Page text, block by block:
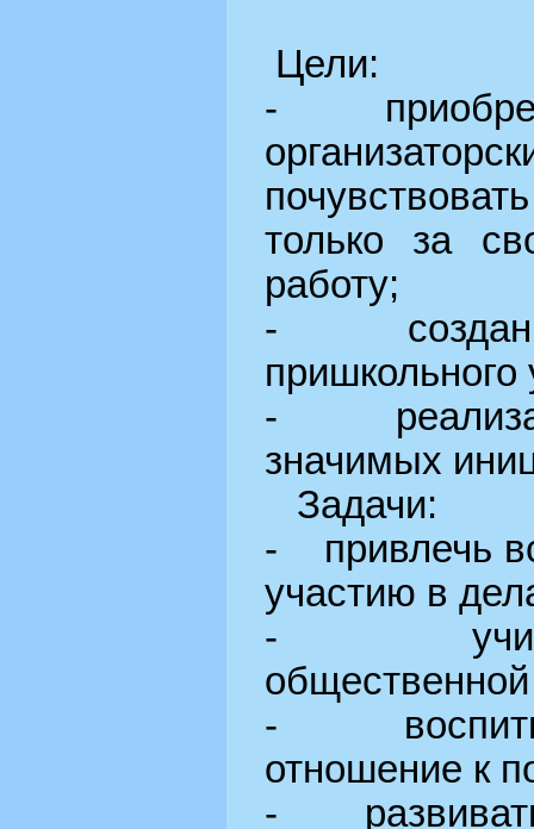
Цели:
-
только за
работу;
- создание
пришкольного
-
значимых
Задачи:
- привлечь
участию в
- учить
-
отношение к
- развивать